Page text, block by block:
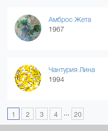
Амброс Жета
1967
Чантурия Лина
1994
1 2 3 4 ... 20